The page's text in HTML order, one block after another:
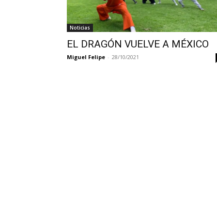
Noticias
EL DRAGÓN VUELVE A MÉXICO
Miguel Felipe - 28/10/2021